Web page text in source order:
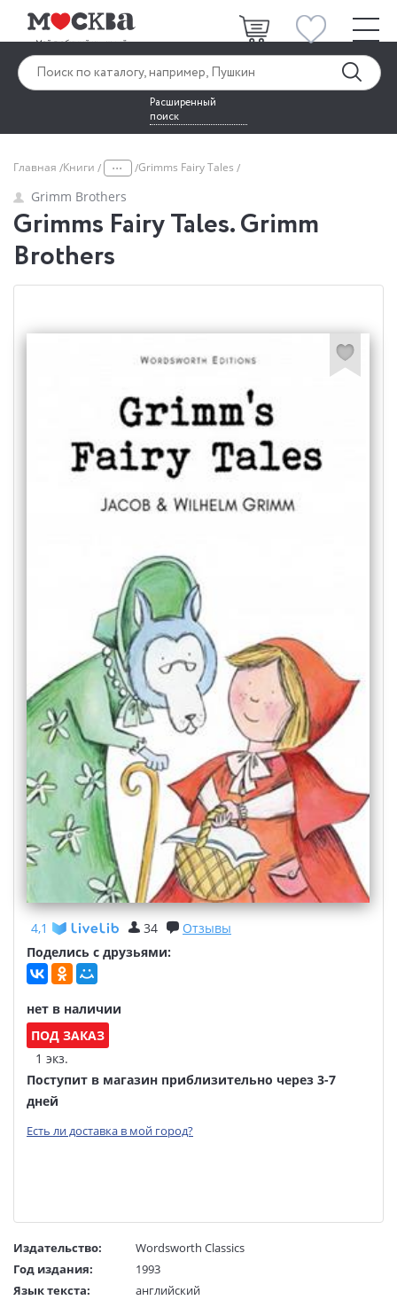
Расширенный
поиск
Главная Книги ... Grimms Fairy Tales
Grimm Brothers
Grimms Fairy Tales. Grimm
Brothers
4,1 34
Отзывы
Поделись с друзьями:
нет в наличии
ПОД ЗАКАЗ
1 экз.
Поступит в магазин приблизительно через 3-7
дней
Есть ли доставка в мой город?
Издательство:
Wordsworth Classics
Год издания:
1993
Язык текста:
английский